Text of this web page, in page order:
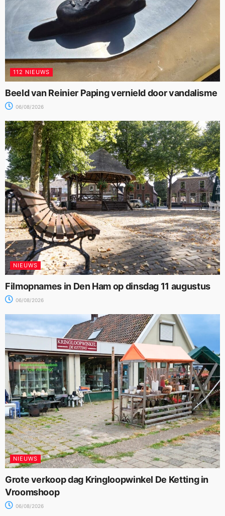
112 NIEUWS
Beeld van Reinier Paping vernield door vandalisme
06/08/2026
NIEUWS
Filmopnames in Den Ham op dinsdag 11 augustus
06/08/2026
NIEUWS
Grote verkoop dag Kringloopwinkel De Ketting in
Vroomshoop
06/08/2026